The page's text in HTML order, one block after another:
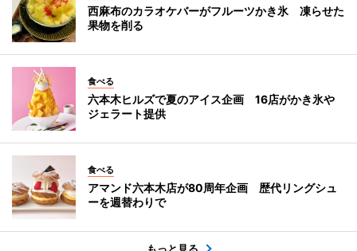
西麻布のカラオケバーがフルーツかき氷 凍らせた
果物を削る
食べる
六本木ヒルズで夏のアイス企画 16店がかき氷や
ジェラート提供
食べる
アマンド六本木店が80周年企画 歴代リングシュ
ーを週替わりで